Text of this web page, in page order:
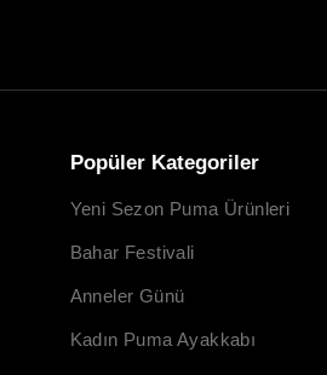
Popüler Kategoriler
Yeni Sezon Puma Ürünleri
Bahar Festivali
Anneler Günü
Kadın Puma Ayakkabı